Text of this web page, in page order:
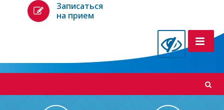
Записаться
на прием